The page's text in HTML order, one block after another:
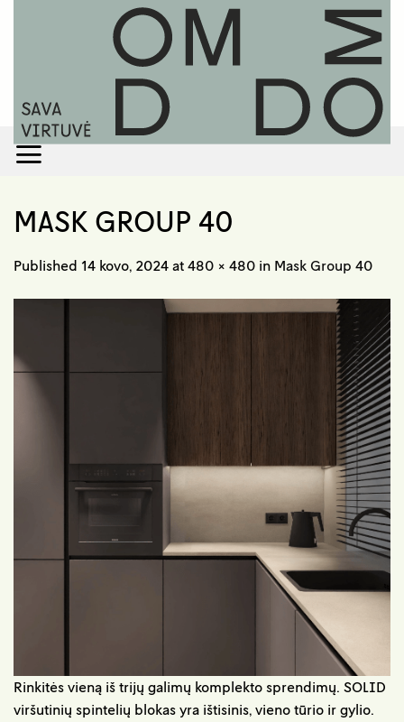
MASK GROUP 40
Published 14 kovo, 2024 at 480 × 480 in Mask Group 40
Rinkitės vieną iš trijų galimų komplekto sprendimų. SOLID
viršutinių spintelių blokas yra ištisinis, vieno tūrio ir gylio.